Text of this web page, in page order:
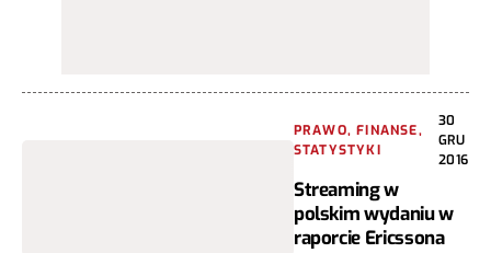
PRAWO, FINANSE,
STATYSTYKI
30
GRU
2016
Streaming w
polskim wydaniu w
raporcie Ericssona